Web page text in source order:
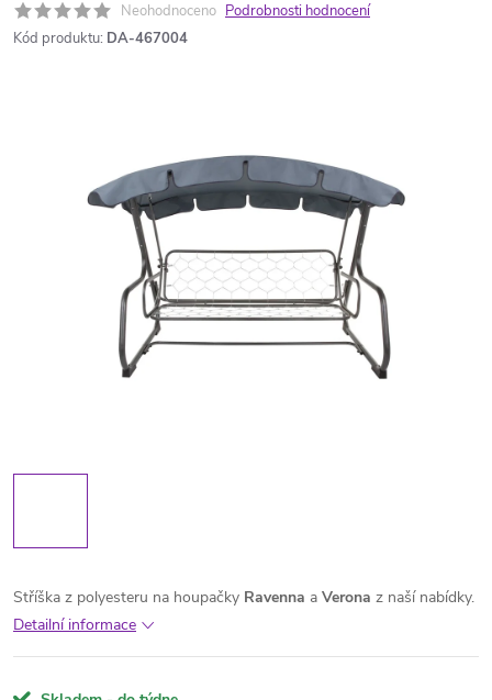
Neohodnoceno Podrobnosti hodnocení
Kód produktu: DA-467004
Stříška z polyesteru na houpačky Ravenna a Verona z naší nabídky.
Detailní informace